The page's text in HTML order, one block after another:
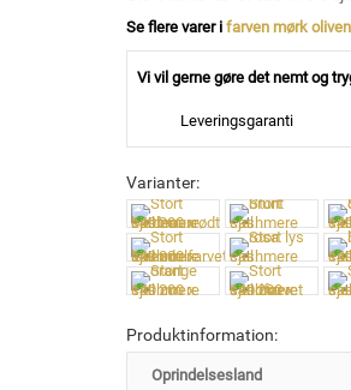
Se flere varer i farven mørk
Vi vil gerne gøre det nemt og
Leveringsgaranti
Varianter:
Produktinformation:
Oprindelsesland